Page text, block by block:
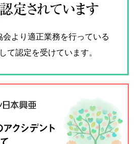
認定されています
会より適正業務を行っている
て認定を受けています。